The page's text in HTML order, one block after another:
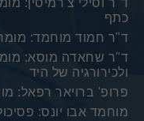
כתף
ד"ר חמוד מוחמד:
ד"ר שחאדה מוסא:
ולכירורגיה של היד
פרופ' ברויאר רפאל:
מוחמד אבו יונס: